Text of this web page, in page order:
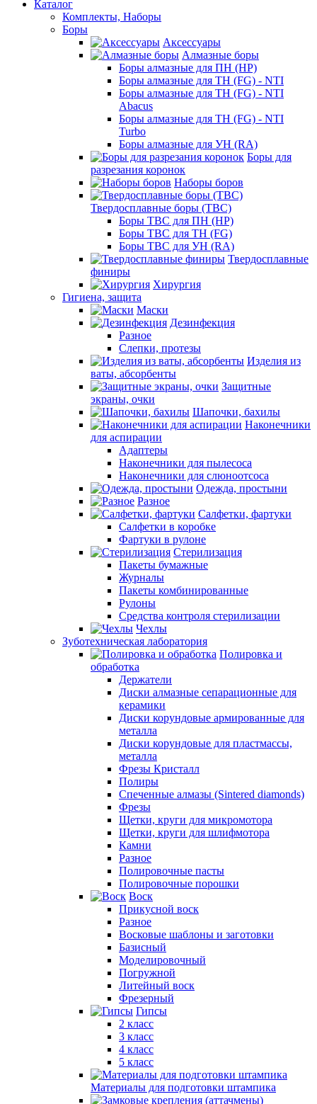
Каталог
Комплекты, Наборы
Боры
Аксессуары
Алмазные боры
Боры алмазные для ПН (HP)
Боры алмазные для ТН (FG) - NTI
Боры алмазные для ТН (FG) - NTI
Abacus
Боры алмазные для ТН (FG) - NTI
Turbo
Боры алмазные для УН (RA)
Боры для
разрезания коронок
Наборы боров
Твердосплавные боры (ТВС)
Боры ТВС для ПН (HP)
Боры ТВС для ТН (FG)
Боры ТВС для УН (RA)
Твердосплавные
финиры
Хирургия
Гигиена, защита
Маски
Дезинфекция
Разное
Слепки, протезы
Изделия из
ваты, абсорбенты
Защитные
экраны, очки
Шапочки, бахилы
Наконечники
для аспирации
Адаптеры
Наконечники для пылесоса
Наконечники для слюноотсоса
Одежда, простыни
Разное
Салфетки, фартуки
Салфетки в коробке
Фартуки в рулоне
Стерилизация
Пакеты бумажные
Журналы
Пакеты комбинированные
Рулоны
Средства контроля стерилизации
Чехлы
Зуботехническая лаборатория
Полировка и
обработка
Держатели
Диски алмазные сепарационные для
керамики
Диски корундовые армированные для
металла
Диски корундовые для пластмассы,
металла
Фрезы Кристалл
Полиры
Спеченные алмазы (Sintered diamonds)
Фрезы
Щетки, круги для микромотора
Щетки, круги для шлифмотора
Камни
Разное
Полировочные пасты
Полировочные порошки
Воск
Прикусной воск
Разное
Восковые шаблоны и заготовки
Базисный
Моделировочный
Погружной
Литейный воск
Фрезерный
Гипсы
2 класс
3 класс
4 класс
5 класс
Материалы для подготовки штампика